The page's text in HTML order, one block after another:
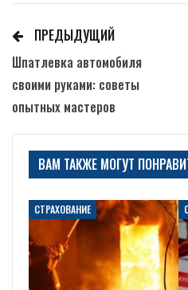
ПРЕДЫДУЩИЙ
Шпатлевка автомобиля
своими руками: советы
опытных мастеров
ВАМ ТАКЖЕ МОГУТ
СТРАХОВАНИЕ